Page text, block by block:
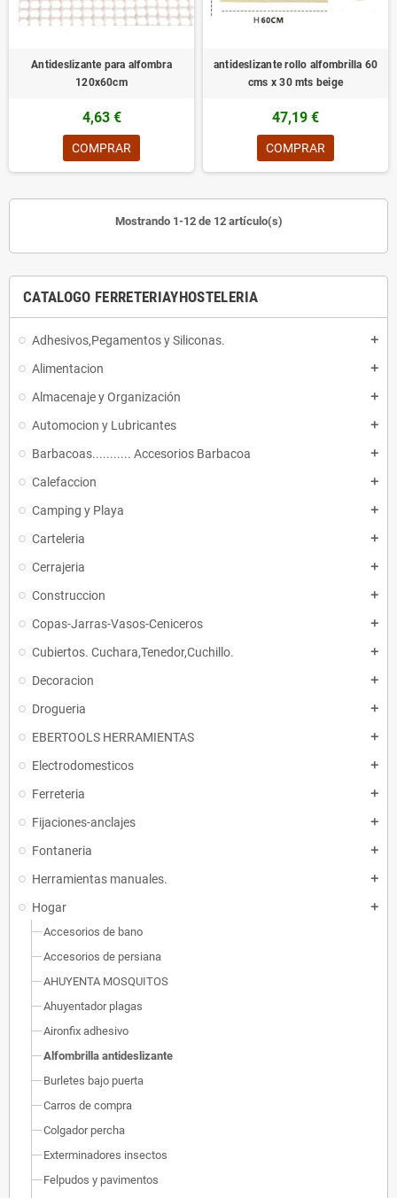
CATALOGO FERRETERIAYHOSTELERIA
Adhesivos,Pegamentos y Siliconas. add
Alimentacion add
Almacenaje y Organización add
Automocion y Lubricantes add
Barbacoas........... Accesorios Barbacoa add
Calefaccion add
Camping y Playa add
Carteleria add
Cerrajeria add
Construccion add
Copas-Jarras-Vasos-Ceniceros add
Cubiertos. Cuchara,Tenedor,Cuchillo. add
Decoracion add
Drogueria add
EBERTOOLS HERRAMIENTAS add
Electrodomesticos add
Ferreteria add
Fijaciones-anclajes add
Fontaneria add
Herramientas manuales. add
Hogar add
Accesorios de bano
Accesorios de persiana
AHUYENTA MOSQUITOS
Ahuyentador plagas
Aironfix adhesivo
Alfombrilla antideslizante
Burletes bajo puerta
Carros de compra
Colgador percha
Exterminadores insectos
Felpudos y pavimentos
Antideslizante para alfombra
120x60cm
4,63 €
COMPRAR
antideslizante rollo alfombrilla 60
cms x 30 mts beige
47,19 €
COMPRAR
Mostrando 1-12 de 12 artículo(s)